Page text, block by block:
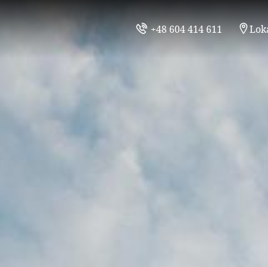
+48 604 414 611